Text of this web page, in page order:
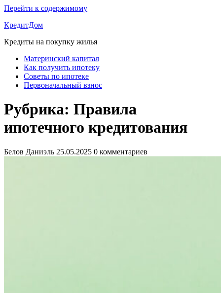
Перейти к содержимому
КредитДом
Кредиты на покупку жилья
Материнский капитал
Как получить ипотеку
Советы по ипотеке
Первоначальный взнос
Рубрика: Правила
ипотечного кредитования
Белов Даниэль 25.05.2025 0 комментариев